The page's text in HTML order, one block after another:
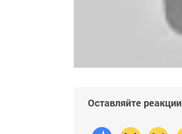
Оставляйте реакции